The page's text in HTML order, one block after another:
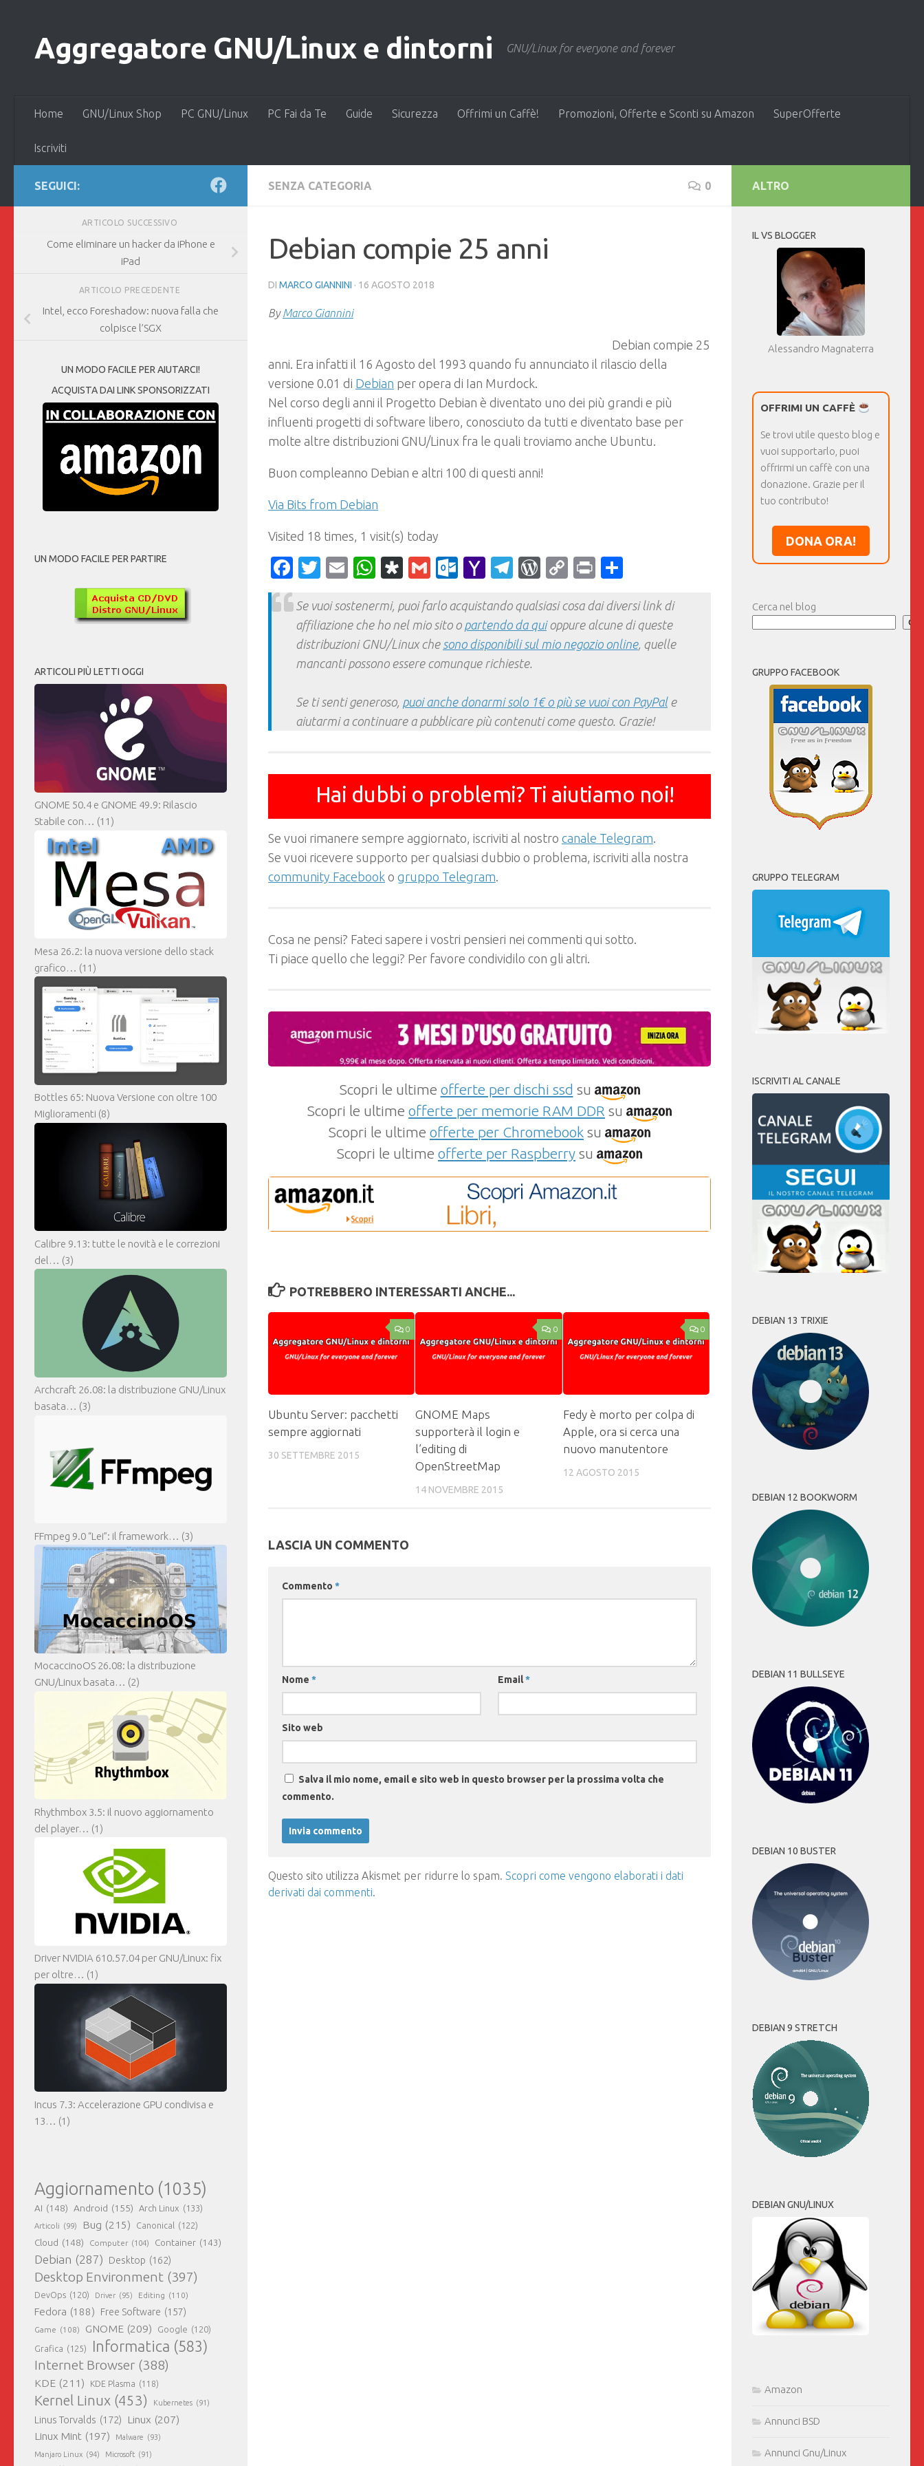
Aggregatore GNU/Linux e dintorni GNU/Linux for everyone and forever
Home GNU/Linux Shop PC GNU/Linux PC Fai da Te Guide Sicurezza Offrimi un Caffè! Promozioni, Offerte e Sconti su Amazon SuperOfferte
Iscriviti
SENZA CATEGORIA 0
Debian compie 25 anni
DI MARCO GIANNINI · 16 AGOSTO 2018
ByMarco Giannini
Debian compie 25
anni. Era infatti il 16 Agosto del 1993 quando fu annunciato il rilascio della
versione 0.01 di Debian per opera di Ian Murdock.
Nel corso degli anni il Progetto Debian è diventato uno dei più grandi e più
influenti progetti di software libero, conosciuto da tutti e diventato base per
molte altre distribuzioni GNU/Linux fra le quali troviamo anche Ubuntu.
Buon compleanno Debian e altri 100 di questi anni!
Via Bits from Debian
Visited 18 times, 1 visit(s) today
Facebook
Twitter
EmailWhatsApp
Diaspora
GmailOutlook.com
YahooTelegram
WordPress
CopyPrint
Se vuoi sostenermi, puoi farlo acquistando qualsiasi cosa dai diversi link di
affiliazione che ho nel mio sito o partendo da quioppure alcune di queste
distribuzioni GNU/Linux che sono disponibili sul mio negozio online, quelle
mancanti possono essere comunque richieste.
Se ti senti generoso, puoi anche donarmi solo 1€ o più se vuoi con PayPale
aiutarmi a continuare a pubblicare più contenuti come questo. Grazie!
Hai dubbi o problemi? Ti aiutiamo noi!
Se vuoi rimanere sempre aggiornato, iscriviti al nostro canale Telegram.
Se vuoi ricevere supporto per qualsiasi dubbio o problema, iscriviti alla nostra
community Facebook o gruppo Telegram.
Cosa ne pensi? Fateci sapere i vostri pensieri nei commenti qui sotto.
Ti piace quello che leggi? Per favore condividilo con gli altri.
Scopri le ultime offerte per dischi ssd su
Scopri le ultime offerte per memorie RAM DDR su
Scopri le ultime offerte per Chromebook su
Scopri le ultime offerte per Raspberry su
POTREBBERO INTERESSARTI ANCHE...
0
Ubuntu Server: pacchetti
sempre aggiornati
30 SETTEMBRE 2015
0
GNOME Maps
supporterà il login e
l’editing di
OpenStreetMap
14 NOVEMBRE 2015
0
Fedy è morto per colpa di
Apple, ora si cerca una
nuovo manutentore
12 AGOSTO 2015
LASCIA UN COMMENTO
Commento *
Nome * Email*
Sito web
Salva il mio nome, email e sito web in questo browser per la prossima volta che
commento.
Questo sito utilizza Akismet per ridurre lo spam. Scopri come vengono elaborati i dati
derivati dai commenti.
SEGUICI:
ARTICOLO SUCCESSIVO
Come eliminare un hacker da iPhone e
iPad
ARTICOLO PRECEDENTE
Intel, ecco Foreshadow: nuova falla che
colpisce l’SGX
UN MODO FACILE PER AIUTARCI!
ACQUISTA DAI LINK SPONSORIZZATI
UN MODO FACILE PER PARTIRE
ARTICOLI PIÙ LETTI OGGI
GNOME 50.4 e GNOME 49.9: Rilascio
Stabile con… (11)
Mesa 26.2: la nuova versione dello stack
grafico… (11)
Bottles 65: Nuova Versione con oltre 100
Miglioramenti (8)
Calibre 9.13: tutte le novità e le correzioni
del… (3)
Archcraft 26.08: la distribuzione GNU/Linux
basata… (3)
FFmpeg 9.0 “Lei”: il framework… (3)
MocaccinoOS 26.08: la distribuzione
GNU/Linux basata… (2)
Rhythmbox 3.5: il nuovo aggiornamento
del player… (1)
Driver NVIDIA 610.57.04 per GNU/Linux: fix
per oltre… (1)
Incus 7.3: Accelerazione GPU condivisa e
13… (1)
Aggiornamento (1035)
AI (148) Android (155) Arch Linux (133)
Articoli (99) Bug (215) Canonical (122)
Cloud (148) Computer (104) Container (143)
Debian (287) Desktop (162)
Desktop Environment (397)
DevOps (120) Driver (95) Editing (110)
Fedora (188) Free Software (157)
Game (108) GNOME (209) Google (120)
Grafica (125) Informatica (583)
Internet Browser (388)
KDE (211) KDE Plasma (118)
Kernel Linux (453) Kubernetes (91)
Linus Torvalds (172) Linux (207)
Linux Mint (197) Malware (93)
Manjaro Linux (94) Microsoft (91)
ALTRO
IL VS BLOGGER
Alessandro Magnaterra
OFFRIMI UN CAFFÈ
Se trovi utile questo blog e
vuoi supportarlo, puoi
offrirmi un caffè con una
donazione. Grazie per il
tuo contributo!
DONA ORA!
Cerca nel blog
GRUPPO FACEBOOK
GRUPPO TELEGRAM
ISCRIVITI AL CANALE
DEBIAN 13 TRIXIE
DEBIAN 12 BOOKWORM
DEBIAN 11 BULLSEYE
DEBIAN 10 BUSTER
DEBIAN 9 STRETCH
DEBIAN GNU/LINUX
Amazon
Annunci BSD
Annunci Gnu/Linux